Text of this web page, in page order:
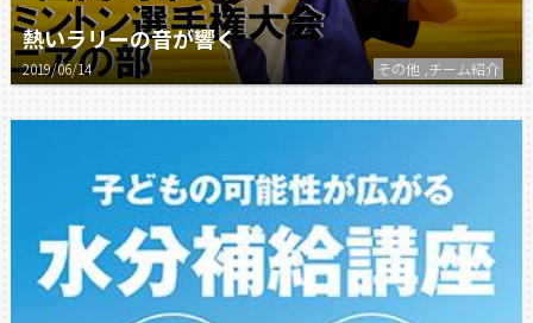
熱いラリーの音が響く
2019/06/14 その他 ,チーム紹介